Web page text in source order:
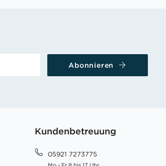
Abonnieren
Kundenbetreuung
05921 7273775